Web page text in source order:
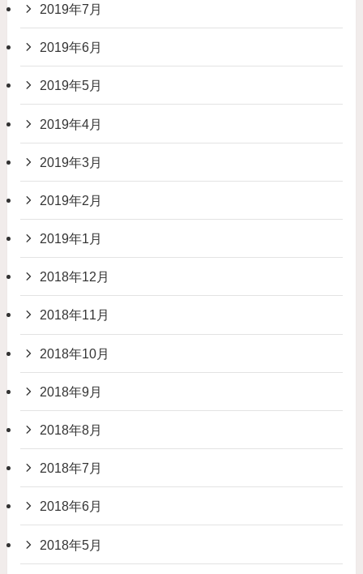
2019年7月
2019年6月
2019年5月
2019年4月
2019年3月
2019年2月
2019年1月
2018年12月
2018年11月
2018年10月
2018年9月
2018年8月
2018年7月
2018年6月
2018年5月